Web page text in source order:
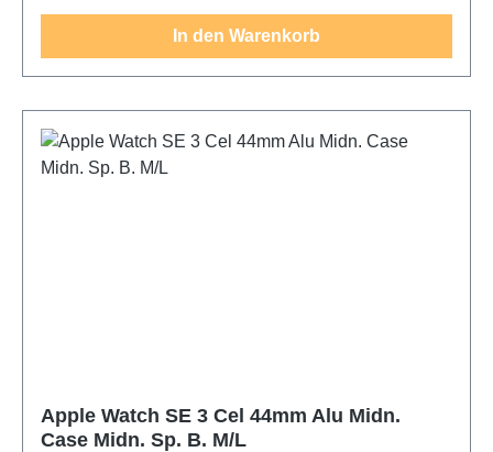
In den Warenkorb
Apple Watch SE 3 Cel 44mm Alu Midn.
Case Midn. Sp. B. M/L